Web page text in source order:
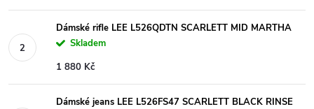
Dámské rifle LEE L526QDTN SCARLETT MID MARTHA
Skladem
1 880 Kč
Dámské jeans LEE L526FS47 SCARLETT BLACK RINSE